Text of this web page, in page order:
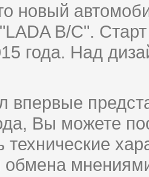
новый
B/C".
года. Над
впервые
Вы можете
технические